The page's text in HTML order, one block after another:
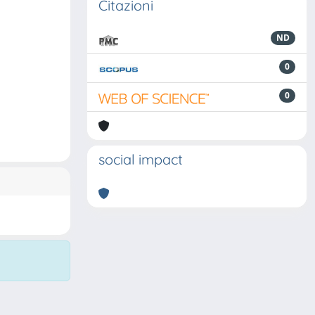
Citazioni
ND
0
0
social impact